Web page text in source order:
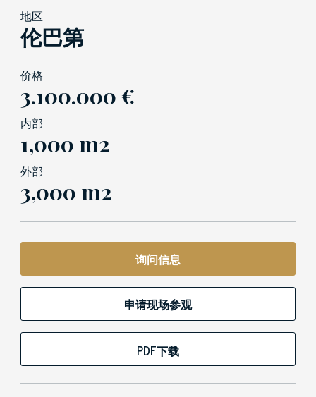
地区
伦巴第
价格
3.100.000 €
内部
1,000 m2
外部
3,000 m2
询问信息
申请现场参观
PDF下载